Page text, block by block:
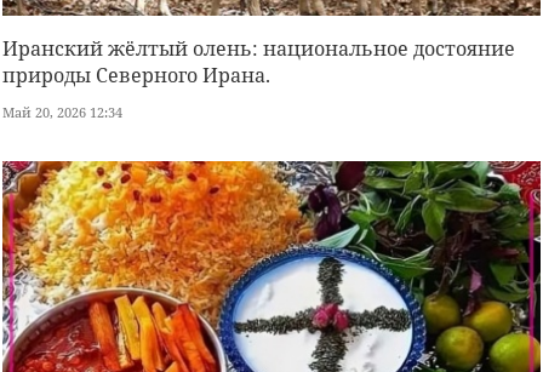
Иранский жёлтый олень: национальное достояние
природы Северного Ирана.
Май 20, 2026 12:34